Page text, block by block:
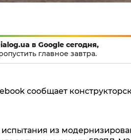
в Google сегодня,
главное завтра.
сообщает
из